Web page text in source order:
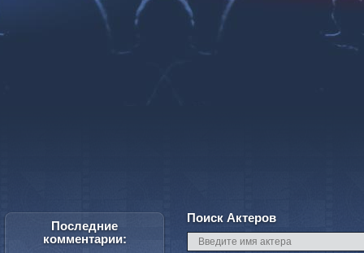
Поиск Актеров
Последние
комментарии: